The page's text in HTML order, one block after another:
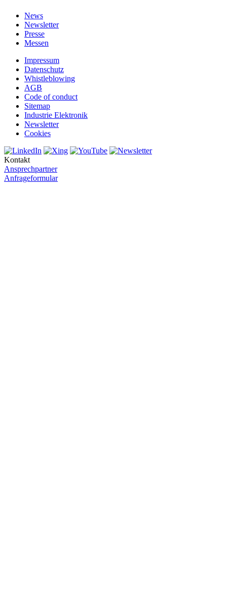
News
Newsletter
Presse
Messen
Impressum
Datenschutz
Whistleblowing
AGB
Code of conduct
Sitemap
Industrie Elektronik
Newsletter
Cookies
Kontakt
Ansprechpartner
Anfrageformular